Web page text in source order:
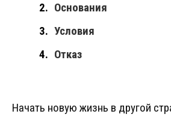
Основания
Условия
Отказ
Начать новую жизнь в другой